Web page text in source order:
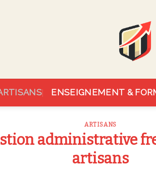
ENSEIGNEMENT &
ARTISANS
administrative
artisans